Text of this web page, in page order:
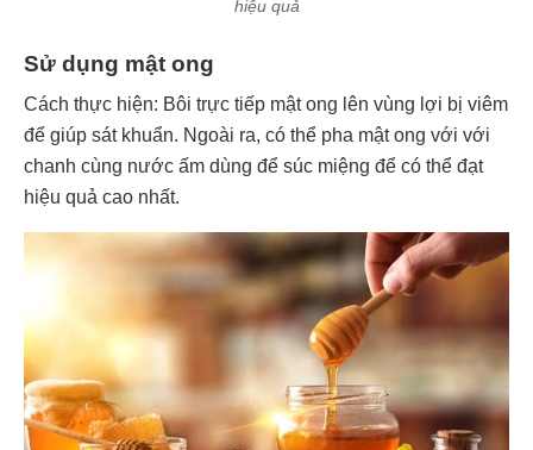
hiệu quả
Sử dụng mật ong
Cách thực hiện: Bôi trực tiếp mật ong lên vùng lợi bị viêm
để giúp sát khuẩn. Ngoài ra, có thể pha mật ong với với
chanh cùng nước ấm dùng để súc miệng để có thể đạt
hiệu quả cao nhất.